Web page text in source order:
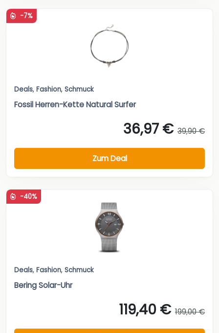
-7%
Deals, Fashion, Schmuck
Fossil Herren-Kette Natural Surfer
36,97 € 39,90 €
Zum Deal
-40%
Deals, Fashion, Schmuck
Bering Solar-Uhr
119,40 € 199,00 €